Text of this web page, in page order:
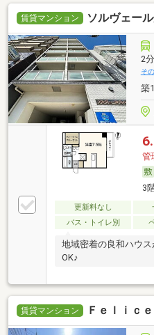
賃貸マンション ソルヴェー
2分
そ
築
管
3
更新料なし
バス・トイレ別
地域密着の良和ハウ
OK♪
賃貸マンション Ｆｅｌｉｃ